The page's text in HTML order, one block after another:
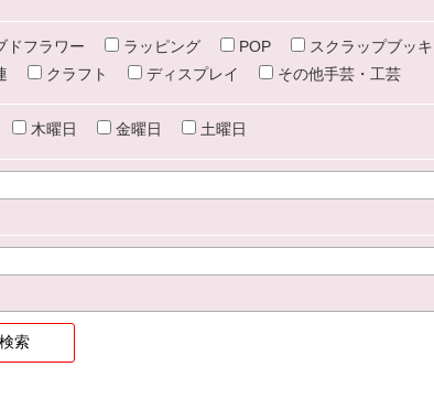
ドフラワー ラッピング POP
スクラップブッ
クラフト ディスプレイ その他手芸・工芸
木曜日 金曜日 土曜日